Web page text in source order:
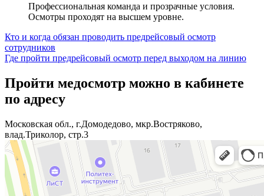
Профессиональная команда и прозрачные условия.
Осмотры проходят на высшем уровне.
Навигация
по
Кто и когда обязан проводить предрейсовый осмотр
сотрудников
Где пройти предрейсовый осмотр перед выходом на линию
Пройти медосмотр можно в кабинете
по адресу
Московская обл., г.Домодедово, мкр.Востряково,
влад.Триколор, стр.3